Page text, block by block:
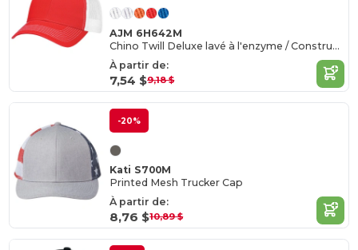
AJM 6H642M
Chino Twill Deluxe lavé à l'enzyme / Construction en maille de polyester souple (dos en maille)
À partir de:
7,54 $9,18 $
-20%
Kati S700M
Printed Mesh Trucker Cap
À partir de:
8,76 $10,89 $